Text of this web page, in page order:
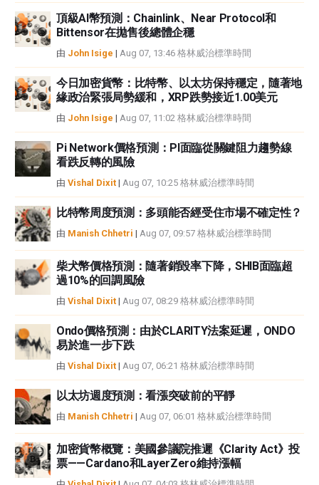
頂級AI幣預測：Chainlink、Near Protocol和
Bittensor在拋售後總體企穩
由 John Isige | Aug 07, 13:46 格林威治標準時間
今日加密貨幣：比特幣、以太坊保持穩定，隨著地
緣政治緊張局勢緩和，XRP跌勢接近1.00美元
由 John Isige | Aug 07, 11:02 格林威治標準時間
Pi Network價格預測：PI面臨從關鍵阻力趨勢線
看跌反轉的風險
由 Vishal Dixit | Aug 07, 10:25 格林威治標準時間
比特幣周度預測：多頭能否經受住市場不確定性？
由 Manish Chhetri | Aug 07, 09:57 格林威治標準時間
柴犬幣價格預測：隨著銷毀率下降，SHIB面臨超
過10%的回調風險
由 Vishal Dixit | Aug 07, 08:29 格林威治標準時間
Ondo價格預測：由於CLARITY法案延遲，ONDO
易於進一步下跌
由 Vishal Dixit | Aug 07, 06:21 格林威治標準時間
以太坊週度預測：看漲突破前的平靜
由 Manish Chhetri | Aug 07, 06:01 格林威治標準時間
加密貨幣概覽：美國參議院推遲《Clarity Act》投
票——Cardano和LayerZero維持漲幅